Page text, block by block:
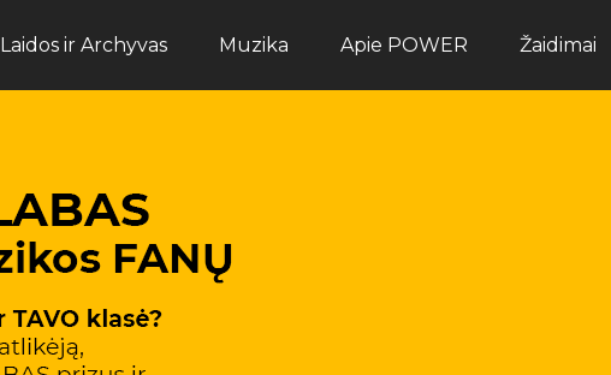
Laidos ir Archyvas Muzika Apie POWER Žaidimai